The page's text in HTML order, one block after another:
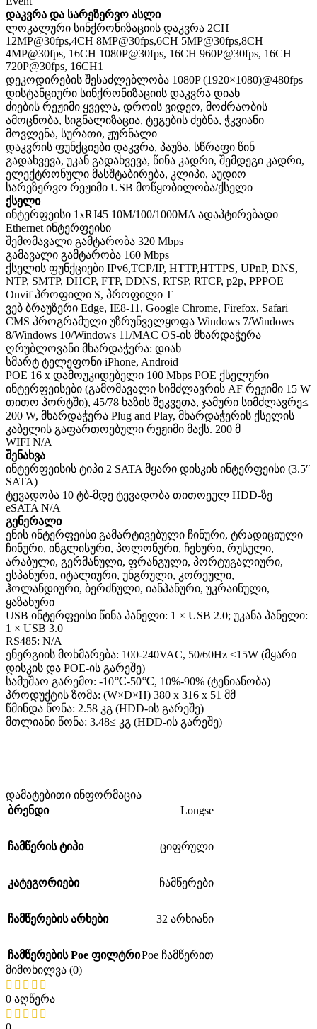
დაკვრა და სარეზერვო ასლი
ლოკალური სინქრონიზაციის დაკვრა 2CH
12MP@30fps,4CH 8MP@30fps,6CH 5MP@30fps,8CH
4MP@30fps, 16CH 1080P@30fps, 16CH 960P@30fps, 16CH
720P@30fps, 16CH1
დეკოდირების შესაძლებლობა 1080P (1920×1080)@480fps
დისტანციური სინქრონიზაციის დაკვრა დიახ
ძიების რეჟიმი ყველა, დროის ვიდეო, მოძრაობის
ამოცნობა, სიგნალიზაცია, ტეგების ძებნა, ჭკვიანი
მოვლენა, სურათი, ჟურნალი
დაკვრის ფუნქციები დაკვრა, პაუზა, სწრაფი წინ
გადახვევა, უკან გადახვევა, წინა კადრი, შემდეგი კადრი,
ელექტრონული მასშტაბირება, კლიპი, აუდიო
სარეზერვო რეჟიმი USB მოწყობილობა/ქსელი
ქსელი
ინტერფეისი 1xRJ45 10M/100/1000MA ადაპტირებადი
Ethernet ინტერფეისი
შემომავალი გამტარობა 320 Mbps
გამავალი გამტარობა 160 Mbps
ქსელის ფუნქციები IPv6,TCP/IP, HTTP,HTTPS, UPnP, DNS,
NTP, SMTP, DHCP, FTP, DDNS, RTSP, RTCP, p2p, PPPOE
Onvif პროფილი S, პროფილი T
ვებ ბრაუზერი Edge, IE8-11, Google Chrome, Firefox, Safari
CMS პროგრამული უზრუნველყოფა Windows 7/Windows
8/Windows 10/Windows 11/MAC OS-ის მხარდაჭერა
ღრუბლოვანი მხარდაჭერა: დიახ
სმარტ ტელეფონი iPhone, Android
POE 16 x დამოუკიდებელი 100 Mbps POE ქსელური
ინტერფეისები (გამომავალი სიმძლავრის AF რეჟიმი 15 W
თითო პორტში), 45/78 ხაზის შეკვეთა, ჯამური სიმძლავრე≤
200 W, მხარდაჭერა Plug and Play, მხარდაჭერის ქსელის
კაბელის გაფართოებული რეჟიმი მაქს. 200 მ
WIFI N/A
შენახვა
ინტერფეისის ტიპი 2 SATA მყარი დისკის ინტერფეისი (3.5″
SATA)
ტევადობა 10 ტბ-მდე ტევადობა თითოეულ HDD-ზე
eSATA N/A
გენერალი
ენის ინტერფეისი გამარტივებული ჩინური, ტრადიციული
ჩინური, ინგლისური, პოლონური, ჩეხური, რუსული,
არაბული, გერმანული, ფრანგული, პორტუგალიური,
ესპანური, იტალიური, უნგრული, კორეული,
ჰოლანდიური, ბერძნული, იანპანური, უკრაინული,
ყაზახური
USB ინტერფეისი წინა პანელი: 1 × USB 2.0; უკანა პანელი:
1 × USB 3.0
RS485: N/A
ენერგიის მოხმარება: 100-240VAC, 50/60Hz ≤15W (მყარი
დისკის და POE-ის გარეშე)
სამუშაო გარემო: -10℃-50℃, 10%-90% (ტენიანობა)
პროდუქტის ზომა: (W×D×H) 380 x 316 x 51 მმ
წმინდა წონა: 2.58 კგ (HDD-ის გარეშე)
მთლიანი წონა: 3.48≤ კგ (HDD-ის გარეშე)
დამატებითი ინფორმაცია
ბრენდი
Longse
ჩამწერის ტიპი ციფრული
კატეგორიები ჩამწერები
ჩამწერების არხები 32 არხიანი
ჩამწერების Poe ფილტრიPoe ჩამწერით
მიმოხილვა (0)
0 აღწერა